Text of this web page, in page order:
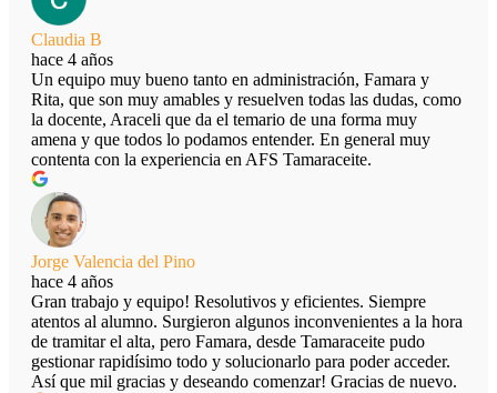
Claudia B
hace 4 años
Un equipo muy bueno tanto en administración, Famara y
Rita, que son muy amables y resuelven todas las dudas, como
la docente, Araceli que da el temario de una forma muy
amena y que todos lo podamos entender. En general muy
contenta con la experiencia en AFS Tamaraceite.
Jorge Valencia del Pino
hace 4 años
Gran trabajo y equipo! Resolutivos y eficientes. Siempre
atentos al alumno. Surgieron algunos inconvenientes a la hora
de tramitar el alta, pero Famara, desde Tamaraceite pudo
gestionar rapidísimo todo y solucionarlo para poder acceder.
Así que mil gracias y deseando comenzar! Gracias de nuevo.